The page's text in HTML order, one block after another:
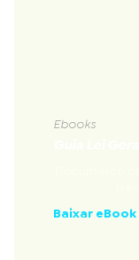
Ebooks
Baixar eBook